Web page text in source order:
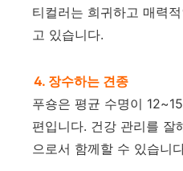
티컬러는 희귀하고 매력
고 있습니다.
4. 장수하는 견종
푸숑은 평균 수명이
편입니다. 건강 관리를 잘
으로서 함께할 수 있습니